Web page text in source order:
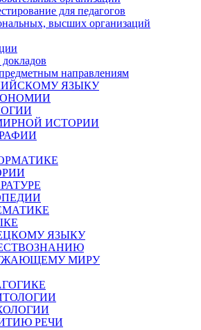
для педагогов
высших организаций
направлениям
ЯЗЫКУ
ИСТОРИИ
ЯЗЫКУ
МИРУ
РЕЧИ